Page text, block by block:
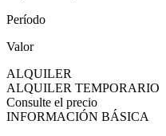
Período
Valor
ALQUILER
ALQUILER TEMPORARIO
Consulte el precio
INFORMACIÓN BÁSICA